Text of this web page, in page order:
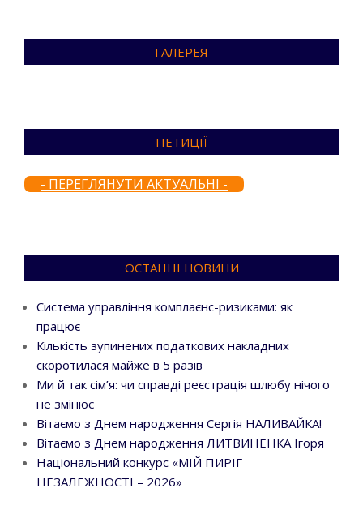
ГАЛЕРЕЯ
ПЕТИЦІЇ
- ПЕРЕГЛЯНУТИ АКТУАЛЬНІ -
ОСТАННІ НОВИНИ
Система управління комплаєнс-ризиками: як
працює
Кількість зупинених податкових накладних
скоротилася майже в 5 разів
Ми й так сім’я: чи справді реєстрація шлюбу нічого
не змінює
Вітаємо з Днем народження Сергія НАЛИВАЙКА!
Вітаємо з Днем народження ЛИТВИНЕНКА Ігоря
Національний конкурс «МІЙ ПИРІГ
НЕЗАЛЕЖНОСТІ – 2026»